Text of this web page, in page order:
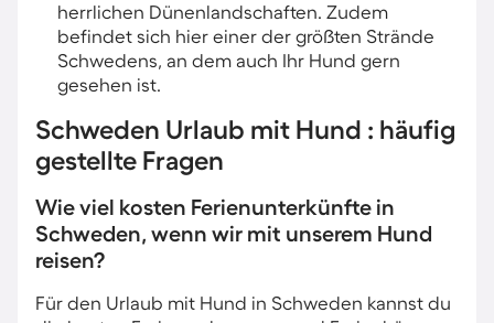
herrlichen Dünenlandschaften. Zudem
befindet sich hier einer der größten Strände
Schwedens, an dem auch Ihr Hund gern
gesehen ist.
Schweden Urlaub mit Hund : häufig
gestellte Fragen
Wie viel kosten Ferienunterkünfte in
Schweden, wenn wir mit unserem Hund
reisen?
Für den Urlaub mit Hund in Schweden kannst du